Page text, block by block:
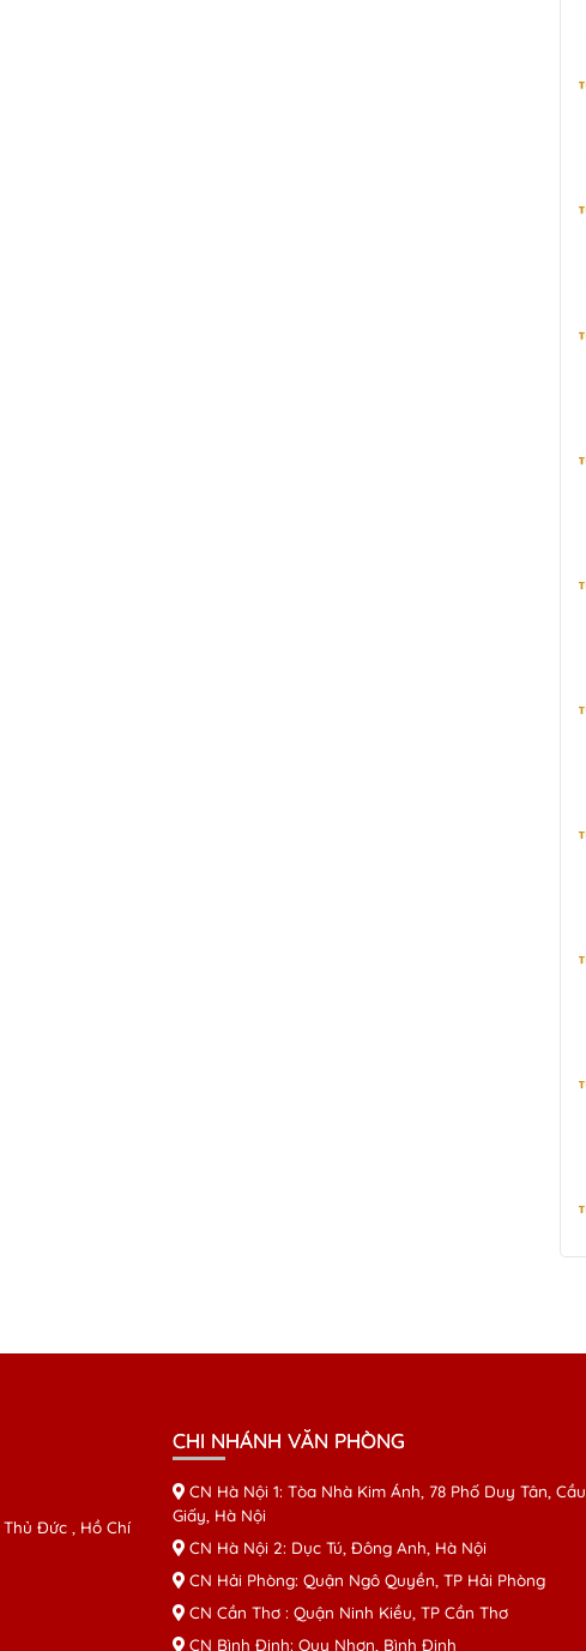
Thủ Đức , Hồ Chí
CHI NHÁNH VĂN PHÒNG
CN Hà Nội 1: Tòa Nhà Kim Ánh, 78 Phố Duy Tân, Cầu
Giấy, Hà Nội
CN Hà Nội 2: Dục Tú, Đông Anh, Hà Nội
CN Hải Phòng: Quận Ngô Quyền, TP Hải Phòng
CN Cần Thơ : Quận Ninh Kiều, TP Cần Thơ
CN Bình Định: Quy Nhơn, Bình Định